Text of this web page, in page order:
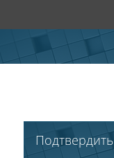
Подтвердить